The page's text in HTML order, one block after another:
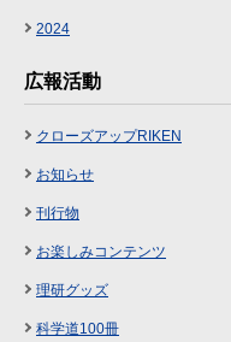
2024
広報活動
クローズアップRIKEN
お知らせ
刊行物
お楽しみコンテンツ
理研グッズ
科学道100冊